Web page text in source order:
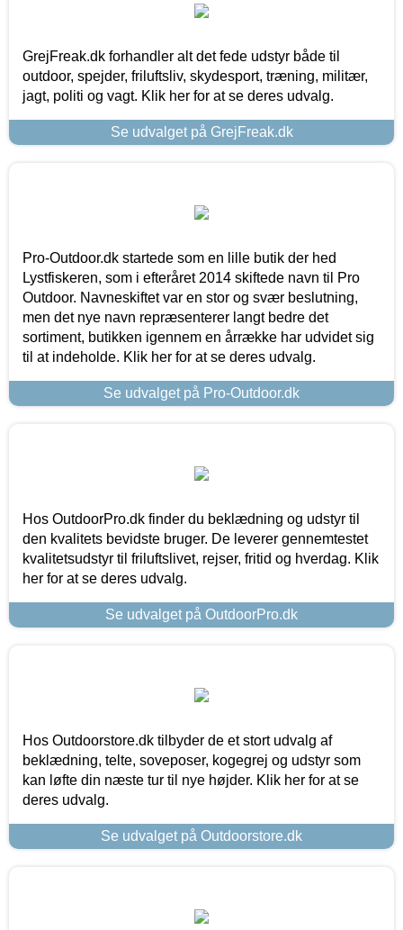
GrejFreak.dk forhandler alt det fede udstyr både til
outdoor, spejder, friluftsliv, skydesport, træning, militær,
jagt, politi og vagt. Klik her for at se deres udvalg.
Se udvalget på GrejFreak.dk
Pro-Outdoor.dk startede som en lille butik der hed
Lystfiskeren, som i efteråret 2014 skiftede navn til Pro
Outdoor. Navneskiftet var en stor og svær beslutning,
men det nye navn repræsenterer langt bedre det
sortiment, butikken igennem en årrække har udvidet sig
til at indeholde. Klik her for at se deres udvalg.
Se udvalget på Pro-Outdoor.dk
Hos OutdoorPro.dk finder du beklædning og udstyr til
den kvalitets bevidste bruger. De leverer gennemtestet
kvalitetsudstyr til friluftslivet, rejser, fritid og hverdag. Klik
her for at se deres udvalg.
Se udvalget på OutdoorPro.dk
Hos Outdoorstore.dk tilbyder de et stort udvalg af
beklædning, telte, soveposer, kogegrej og udstyr som
kan løfte din næste tur til nye højder. Klik her for at se
deres udvalg.
Se udvalget på Outdoorstore.dk